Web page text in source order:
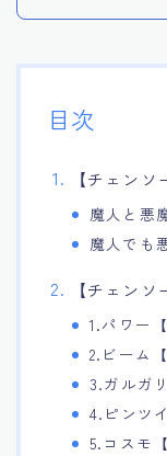
目次
【チェン
魔人と悪
魔人でも
【チェン
1.パワー
2.ビーム
3.ガルガ
4.ピンツ
5.コスモ